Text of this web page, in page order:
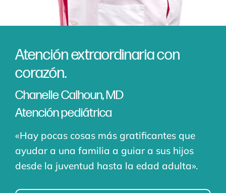
Atención extraordinaria con
corazón.
Chanelle Calhoun, MD
Atención pediátrica
«Hay pocas cosas más gratificantes que
ayudar a una familia a guiar a sus hijos
desde la juventud hasta la edad adulta».